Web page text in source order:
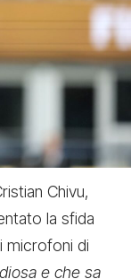
Chivu,
la sfida
microfoni di
e che sa